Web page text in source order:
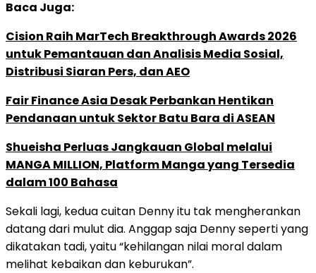
Baca Juga:
Cision Raih MarTech Breakthrough Awards 2026
untuk Pemantauan dan Analisis Media Sosial,
Distribusi Siaran Pers, dan AEO
Fair Finance Asia Desak Perbankan Hentikan
Pendanaan untuk Sektor Batu Bara di ASEAN
Shueisha Perluas Jangkauan Global melalui
MANGA MILLION, Platform Manga yang Tersedia
dalam 100 Bahasa
Sekali lagi, kedua cuitan Denny itu tak mengherankan
datang dari mulut dia. Anggap saja Denny seperti yang
dikatakan tadi, yaitu “kehilangan nilai moral dalam
melihat kebaikan dan keburukan”.